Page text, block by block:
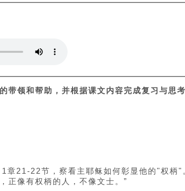
带领和帮助，并根据课文内容完成复习与思
章21-22节，察看主耶稣如何彰显他的"权柄
正像有权柄的人，不像文士。”